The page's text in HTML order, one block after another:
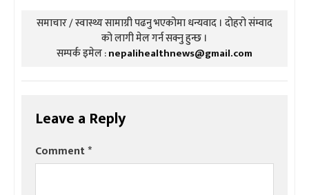
समाचार / स्वास्थ्य सामाग्री पढनु भएकोमा धन्यवाद । दोहरो संम्वाद
को लागी मेल गर्न सक्नु हुन्छ ।
सम्पर्क इमेल :nepalihealthnews@gmail.com
Leave a Reply
Comment*